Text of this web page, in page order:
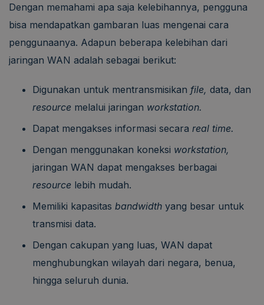
Dengan memahami apa saja kelebihannya, pengguna
bisa mendapatkan gambaran luas mengenai cara
penggunaanya. Adapun beberapa kelebihan dari
jaringan WAN adalah sebagai berikut:
Digunakan untuk mentransmisikan file, data, dan
resource melalui jaringan workstation.
Dapat mengakses informasi secara real time.
Dengan menggunakan koneksi workstation,
jaringan WAN dapat mengakses berbagai
resource lebih mudah.
Memiliki kapasitas bandwidth yang besar untuk
transmisi data.
Dengan cakupan yang luas, WAN dapat
menghubungkan wilayah dari negara, benua,
hingga seluruh dunia.